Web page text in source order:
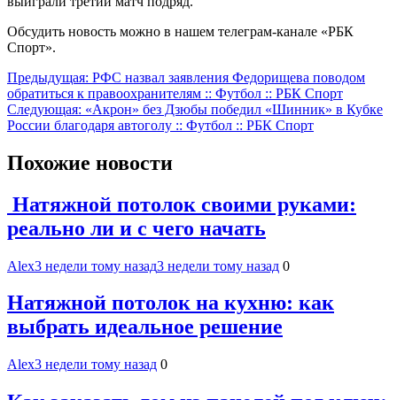
Обсудить новость можно в нашем телеграм-канале «РБК
Спорт».
Навигация
по
записям
Предыдущая: РФС назвал заявления Федорищева поводом
обратиться к правоохранителям :: Футбол :: РБК Спорт
Следующая: «Акрон» без Дзюбы победил «Шинник» в Кубке
России благодаря автоголу :: Футбол :: РБК Спорт
Похожие новости
Натяжной потолок своими руками:
реально ли и с чего начать
Alex3 недели тому назад3 недели тому назад 0
Натяжной потолок на кухню: как
выбрать идеальное решение
Alex3 недели тому назад 0